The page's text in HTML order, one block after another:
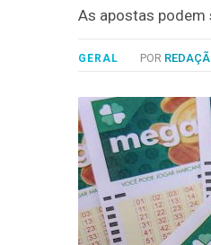
Desenvolvido
As apostas podem
GERAL POR